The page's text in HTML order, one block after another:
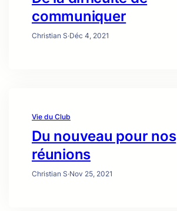
communiquer
Christian S·Déc 4, 2021
Vie du Club
Du nouveau pour nos
réunions
Christian S·Nov 25, 2021